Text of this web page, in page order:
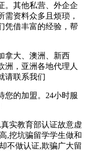
。其他私营、外企企
需资料众多且烦琐，
凭借丰富的经验，帮
拿大、澳洲、新西
洲，亚洲各地代理人
请联系我们
的加盟。24小时服
实教育部认证故意虚
,挖坑骗留学学生做和
不做认证,欺骗广大留